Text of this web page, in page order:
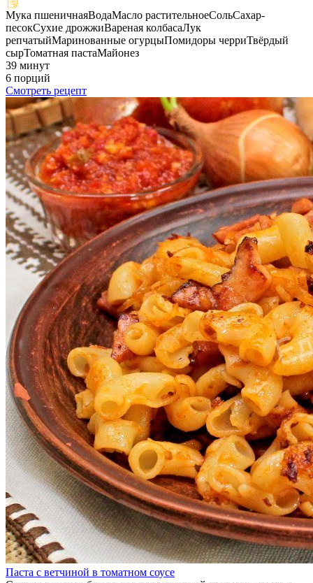
Мука пшеничнаяВодаМасло растительноеСольСахар-
песокСухие дрожжиВареная колбасаЛук
репчатыйМаринованные огурцыПомидоры черриТвёрдый
сырТоматная пастаМайонез
39 минут
6 порций
Смотреть рецепт
Паста с ветчиной в томатном соусе